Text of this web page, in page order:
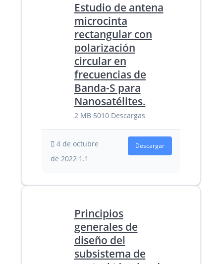
Estudio de antena
microcinta
rectangular con
polarización
circular en
frecuencias de
Banda-S para
Nanosatélites.
2 MB 5010 Descargas
4 de octubre
de 2022 1.1
Descargar
Principios
generales de
diseño del
subsistema de